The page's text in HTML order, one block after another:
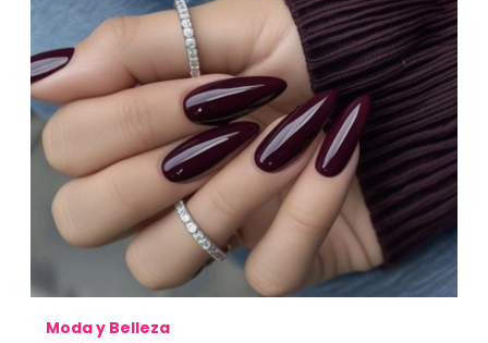
Moda y Belleza